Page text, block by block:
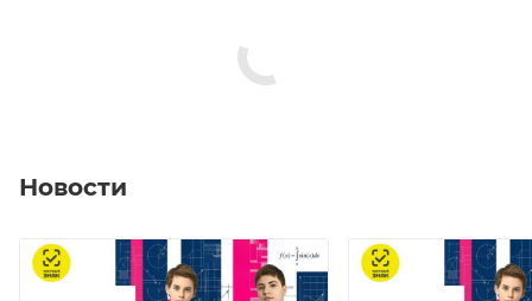
Новости